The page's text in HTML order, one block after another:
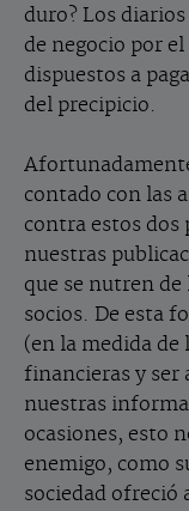
duro? Los
de negocio por
dispuestos a
del precipicio.
contado con las
contra estos dos
nuestras
que se nutren
socios. De esta
(en la medida
financieras y ser
nuestras
ocasiones, esto
enemigo, como
sociedad ofreció